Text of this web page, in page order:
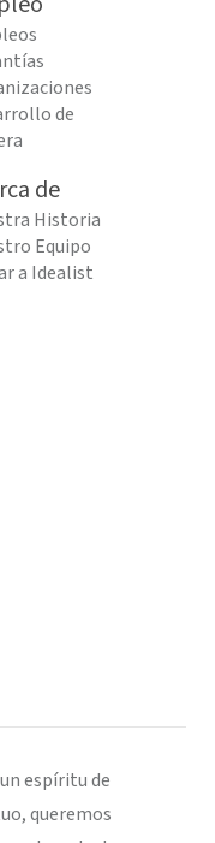
de
de
Historia
Equipo
a Idealist
espíritu de
queremos